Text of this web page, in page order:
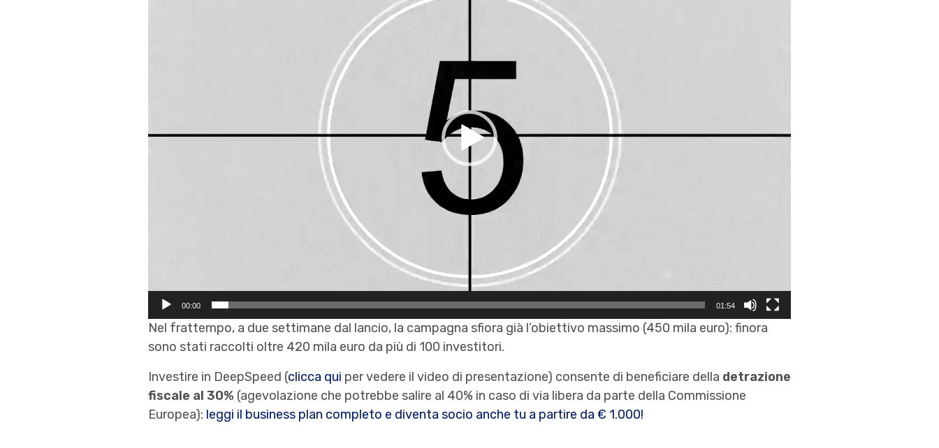
00:00 01:54
Nel frattempo, a due settimane dal lancio, la campagna sfiora già l’obiettivo massimo (450 mila euro): finora
sono stati raccolti oltre 420 mila euro da più di 100 investitori.
Investire in DeepSpeed (clicca qui per vedere il video di presentazione) consente di beneficiare della detrazione
fiscale al 30% (agevolazione che potrebbe salire al 40% in caso di via libera da parte della Commissione
Europea): leggi il business plan completo e diventa socio anche tu a partire da € 1.000!